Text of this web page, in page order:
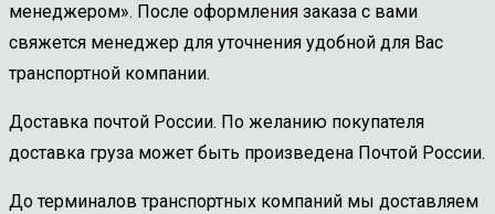
менеджером». После оформления заказа с вами
свяжется менеджер для уточнения удобной для Вас
транспортной компании.
Доставка почтой России. По желанию покупателя
доставка груза может быть произведена Почтой России.
До терминалов транспортных компаний мы доставляем